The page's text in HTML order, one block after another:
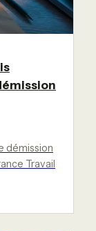
démission
Travail